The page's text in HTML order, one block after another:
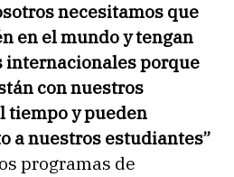
necesitamos que
en el mundo y tengan
internacionales porque
con nuestros
tiempo y pueden
a nuestros estudiantes”
programas de